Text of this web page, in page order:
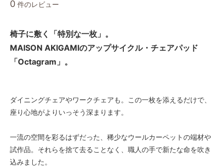
0 件のレビュー
椅子に敷く「特別な一枚」。
MAISON AKIGAMIのアップサイクル・チェアパッド
「Octagram」。
ダイニングチェアやワークチェアも。この一枚を添えるだけで、
座り心地がよりいっそう深まります。
一流の空間を彩るはずだった、稀少なウールカーペットの端材や
試作品。それらを捨て去ることなく、職人の手で新たな命を吹き
込みました。